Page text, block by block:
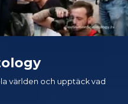
världen och upptäck vad